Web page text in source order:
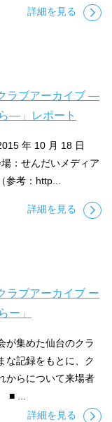
詳細を見る
ラブアーカイブ ―
―」レポート
年 10 月 18 日
：せんだいメディア
参考：http...
詳細を見る
ラブアーカイブ ー
ー」
が集めた仙台のクラ
な記録をもとに、ク
からについて来場者
■ ...
詳細を見る